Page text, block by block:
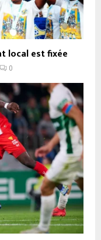
local est fixée
0